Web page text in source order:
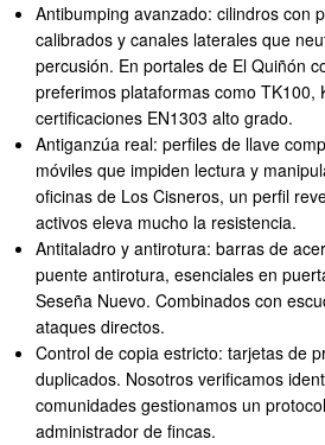
Antibumping avanzado: cilindros con
calibrados y canales laterales que
percusión. En portales de El Quiñón
preferimos plataformas como TK100,
certificaciones EN1303 alto grado.
Antiganzúa real: perfiles de llave
móviles que impiden lectura y
oficinas de Los Cisneros, un perfil
activos eleva mucho la resistencia.
Antitaladro y antirotura: barras de
puente antirotura, esenciales en
Seseña Nuevo. Combinados con
ataques directos.
Control de copia estricto: tarjetas de
duplicados. Nosotros verificamos
comunidades gestionamos un
administrador de fincas.